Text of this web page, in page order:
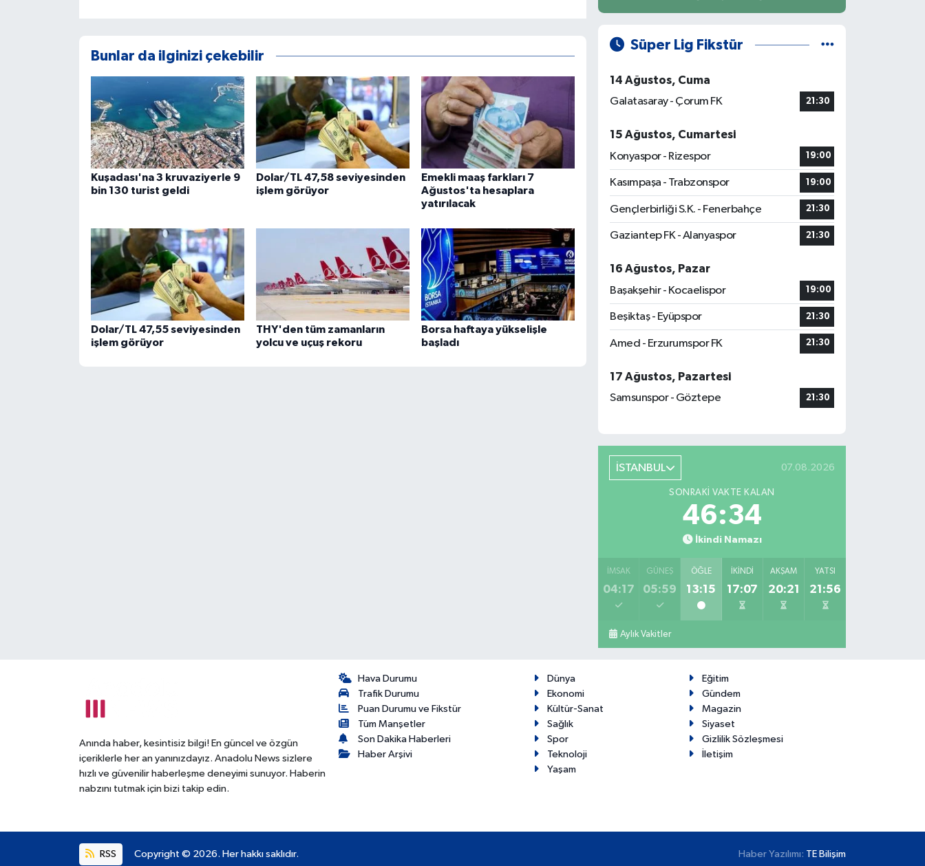
Bunlar da ilginizi çekebilir
Kuşadası'na 3 kruvaziyerle 9
bin 130 turist geldi
Dolar/TL 47,58 seviyesinden
işlem görüyor
Emekli maaş farkları 7
Ağustos'ta hesaplara
yatırılacak
Dolar/TL 47,55 seviyesinden
işlem görüyor
THY'den tüm zamanların
yolcu ve uçuş rekoru
Borsa haftaya yükselişle
başladı
Süper Lig Fikstür
14 Ağustos, Cuma
Galatasaray - Çorum FK
21:30
15 Ağustos, Cumartesi
Konyaspor - Rizespor
19:00
Kasımpaşa - Trabzonspor 19:00
Gençlerbirliği S.K. - Fenerbahçe 21:30
Gaziantep FK - Alanyaspor 21:30
16 Ağustos, Pazar
Başakşehir - Kocaelispor
19:00
Beşiktaş - Eyüpspor 21:30
Amed - Erzurumspor FK 21:30
17 Ağustos, Pazartesi
Samsunspor - Göztepe
21:30
İSTANBUL 07.08.2026
SONRAKI VAKTE KALAN
46:33
İkindi Namazı
İMSAK
04:17
GÜNEŞ
05:59
ÖĞLE
13:15
İKINDI
17:07
AKŞAM
20:21
YATSI
21:56
Aylık Vakitler
Anında haber, kesintisiz bilgi! En güncel ve özgün
içeriklerle her an yanınızdayız. Anadolu News sizlere
hızlı ve güvenilir haberleşme deneyimi sunuyor. Haberin
nabzını tutmak için bizi takip edin.
Hava Durumu
Trafik Durumu
Puan Durumu ve Fikstür
Tüm Manşetler
Son Dakika Haberleri
Haber Arşivi
Dünya
Eğitim
Ekonomi
Gündem
Kültür-Sanat
Magazin
Sağlık
Siyaset
Spor
Gizlilik Sözleşmesi
Teknoloji
İletişim
Yaşam
RSS Copyright © 2026. Her hakkı saklıdır. Haber Yazılımı: TE Bilişim